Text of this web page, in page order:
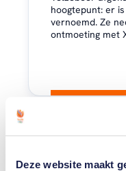
Deze website maakt
hoogtepunt: er
vernoemd. Ze
ontmoeting met